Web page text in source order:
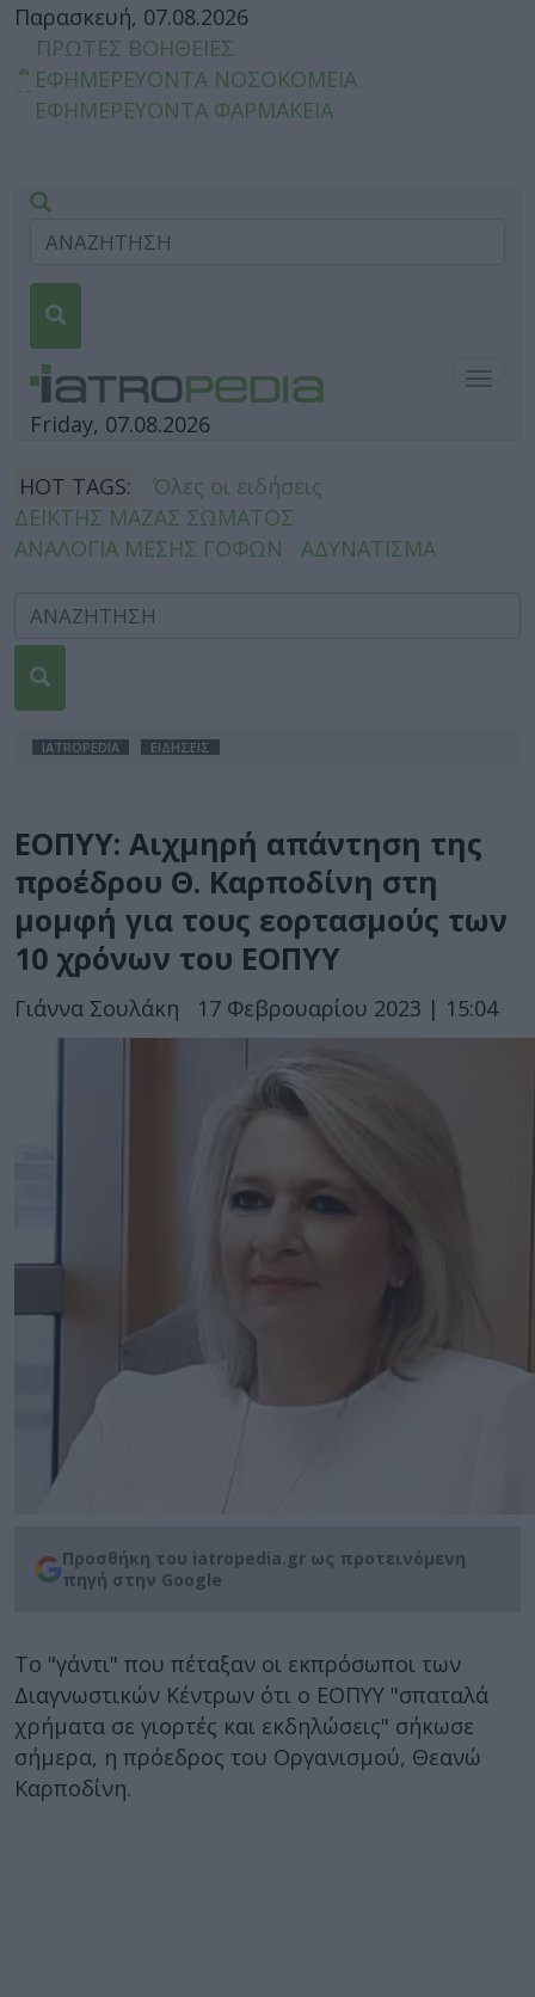
Παρασκευή, 07.08.2026
ΠΡΩΤΕΣ ΒΟΗΘΕΙΕΣ
ΕΦΗΜΕΡΕΥΟΝΤΑ ΝΟΣΟΚΟΜΕΙΑ
ΕΦΗΜΕΡΕΥΟΝΤΑ ΦΑΡΜΑΚΕΙΑ
Friday, 07.08.2026
HOT TAGS:
Όλες οι ειδήσεις
ΔΕΙΚΤΗΣ ΜΑΖΑΣ ΣΩΜΑΤΟΣ
ΑΝΑΛΟΓΙΑ ΜΕΣΗΣ ΓΟΦΩΝ
ΑΔΥΝΑΤΙΣΜΑ
IATROPEDIA ΕΙΔΗΣΕΙΣ
ΕΟΠΥΥ: Αιχμηρή απάντηση της
προέδρου Θ. Καρποδίνη στη
μομφή για τους εορτασμούς των
10 χρόνων του ΕΟΠΥΥ
Γιάννα Σουλάκη 17 Φεβρουαρίου 2023 | 15:04
Προσθήκη του iatropedia.gr ως προτεινόμενη
πηγή στην Google
Το "γάντι" που πέταξαν οι εκπρόσωποι των
Διαγνωστικών Κέντρων ότι ο ΕΟΠΥΥ "σπαταλά
χρήματα σε γιορτές και εκδηλώσεις" σήκωσε
σήμερα, η πρόεδρος του Οργανισμού, Θεανώ
Καρποδίνη.